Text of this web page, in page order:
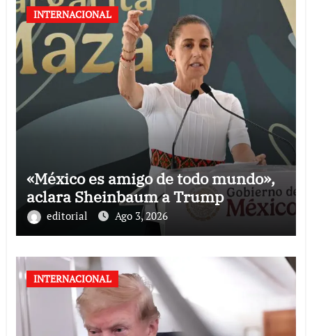
INTERNACIONAL
«México es amigo de todo mundo»,
aclara Sheinbaum a Trump
editorial Ago 3, 2026
INTERNACIONAL